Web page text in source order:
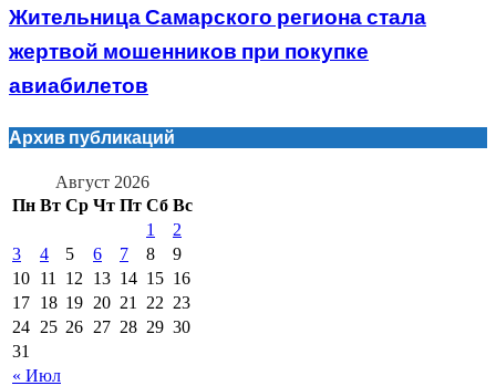
Жительница Самарского региона стала
жертвой мошенников при покупке
авиабилетов
Архив публикаций
Август 2026
Пн Вт Ср Чт Пт Сб Вс
« Июл
1
2
3
4 5 6 7 8
9
10 11 12 13 14 15 16
17 18 19 20 21 22 23
24 25 26 27 28 29 30
31